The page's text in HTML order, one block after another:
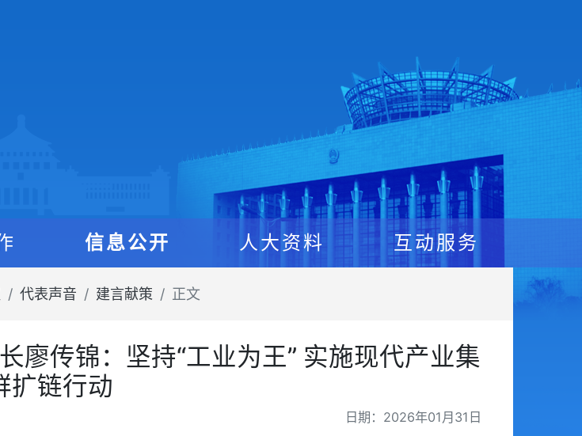
信息公开 人大资料 互动服务
代表声音 建言献策 正文
廖传锦：坚持“工业为王” 实施现代产业集
扩链行动
日期：2026年01月31日